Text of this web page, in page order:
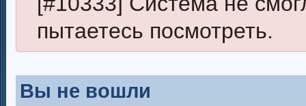
пытаетесь посмотреть.
Вы не вошли